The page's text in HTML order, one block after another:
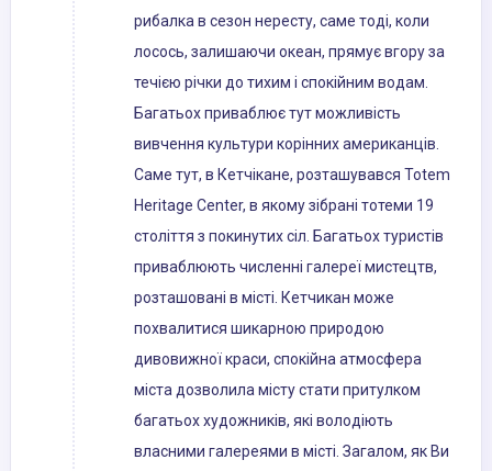
рибалка в сезон нересту, саме тоді, коли
лосось, залишаючи океан, прямує вгору за
течією річки до тихим і спокійним водам.
Багатьох приваблює тут можливість
вивчення культури корінних американців.
Саме тут, в Кетчікане, розташувався Totem
Heritage Center, в якому зібрані тотеми 19
століття з покинутих сіл. Багатьох туристів
приваблюють численні галереї мистецтв,
розташовані в місті. Кетчикан може
похвалитися шикарною природою
дивовижної краси, спокійна атмосфера
міста дозволила місту стати притулком
багатьох художників, які володіють
власними галереями в місті. Загалом, як Ви